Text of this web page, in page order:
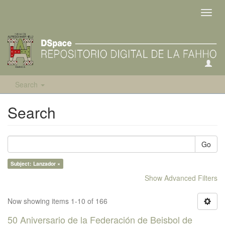
Search
Search
Go
Subject: Lanzador ×
Show Advanced Filters
Now showing items 1-10 of 166
50 Aniversario de la Federación de Beisbol de